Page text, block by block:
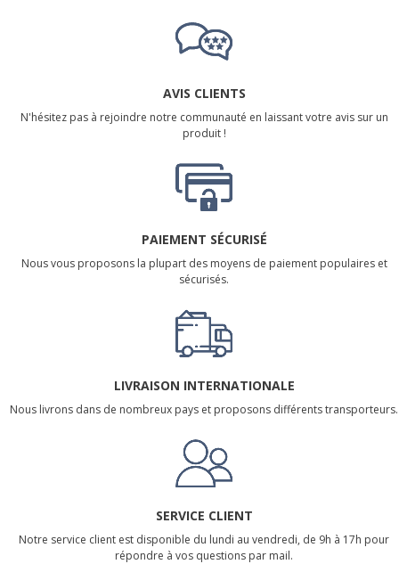
AVIS CLIENTS
N'hésitez pas à rejoindre notre communauté en laissant votre avis sur un
produit !
PAIEMENT SÉCURISÉ
Nous vous proposons la plupart des moyens de paiement populaires et
sécurisés.
LIVRAISON INTERNATIONALE
Nous livrons dans de nombreux pays et proposons différents transporteurs.
SERVICE CLIENT
Notre service client est disponible du lundi au vendredi, de 9h à 17h pour
répondre à vos questions par mail.